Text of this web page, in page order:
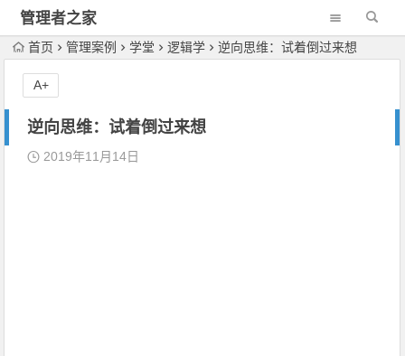
管理者之家
首页 管理案例 学堂 逻辑学 逆向思维：试着倒过来想
逆向思维：试着倒过来想
2019年11月14日
A+